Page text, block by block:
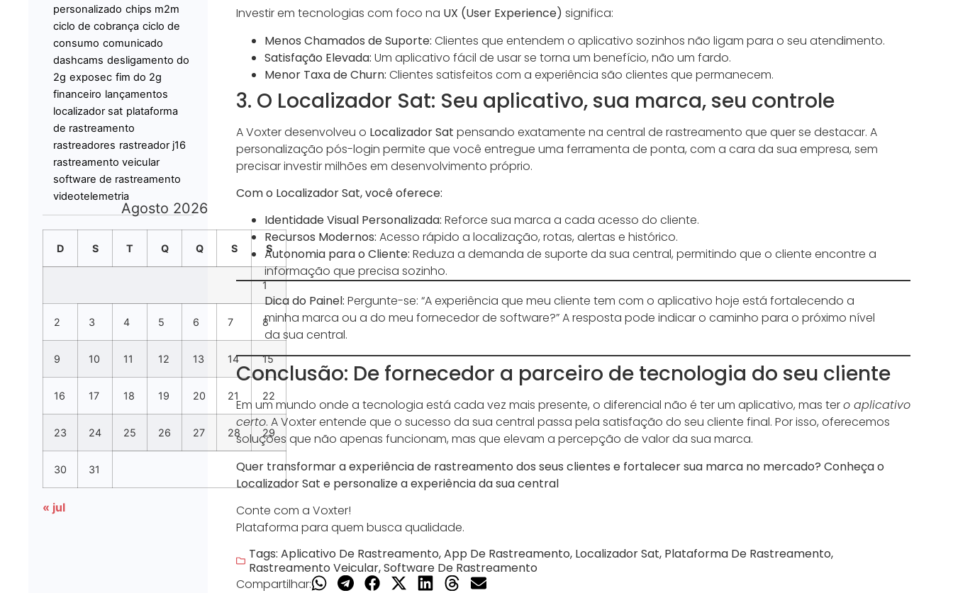
personalizado chips m2m
ciclo de cobrança ciclo de
consumo comunicado
dashcams desligamento do
2g exposec fim do 2g
financeiro lançamentos
localizador sat plataforma
de rastreamento
rastreadores rastreador j16
rastreamento veicular
software de rastreamento
videotelemetria
Agosto 2026
D S T Q Q S S
1
2 3 4 5 6 7 8
9 10 11 12 13 14 15
16 17 18 19 20 21 22
23 24 25 26 27 28 29
30 31
« jul
Investir em tecnologias com foco na UX (User Experience) significa:
Menos Chamados de Suporte: Clientes que entendem o aplicativo sozinhos não ligam para o seu atendimento.
Satisfação Elevada: Um aplicativo fácil de usar se torna um benefício, não um fardo.
Menor Taxa de Churn: Clientes satisfeitos com a experiência são clientes que permanecem.
3. O Localizador Sat: Seu aplicativo, sua marca, seu controle
A Voxter desenvolveu o Localizador Sat pensando exatamente na central de rastreamento que quer se destacar. A
personalização pós-login permite que você entregue uma ferramenta de ponta, com a cara da sua empresa, sem
precisar investir milhões em desenvolvimento próprio.
Com o Localizador Sat, você oferece:
Identidade Visual Personalizada: Reforce sua marca a cada acesso do cliente.
Recursos Modernos: Acesso rápido a localização, rotas, alertas e histórico.
Autonomia para o Cliente: Reduza a demanda de suporte da sua central, permitindo que o cliente encontre a
informação que precisa sozinho.
Dica do Painel: Pergunte-se: “A experiência que meu cliente tem com o aplicativo hoje está fortalecendo a
minha marca ou a do meu fornecedor de software?” A resposta pode indicar o caminho para o próximo nível
da sua central.
Conclusão: De fornecedor a parceiro de tecnologia do seu cliente
Em um mundo onde a tecnologia está cada vez mais presente, o diferencial não é ter um aplicativo, mas tero aplicativo
certo. A Voxter entende que o sucesso da sua central passa pela satisfação do seu cliente final. Por isso, oferecemos
soluções que não apenas funcionam, mas que elevam a percepção de valor da sua marca.
Quer transformar a experiência de rastreamento dos seus clientes e fortalecer sua marca no mercado? Conheça o
Localizador Sat e personalize a experiência da sua central
Conte com a Voxter!
Plataforma para quem busca qualidade.
Tags: Aplicativo De Rastreamento,App De Rastreamento, Localizador Sat, Plataforma De Rastreamento,
Rastreamento Veicular,Software De Rastreamento
Compartilhar: